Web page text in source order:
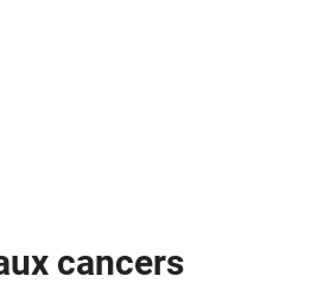
cancers